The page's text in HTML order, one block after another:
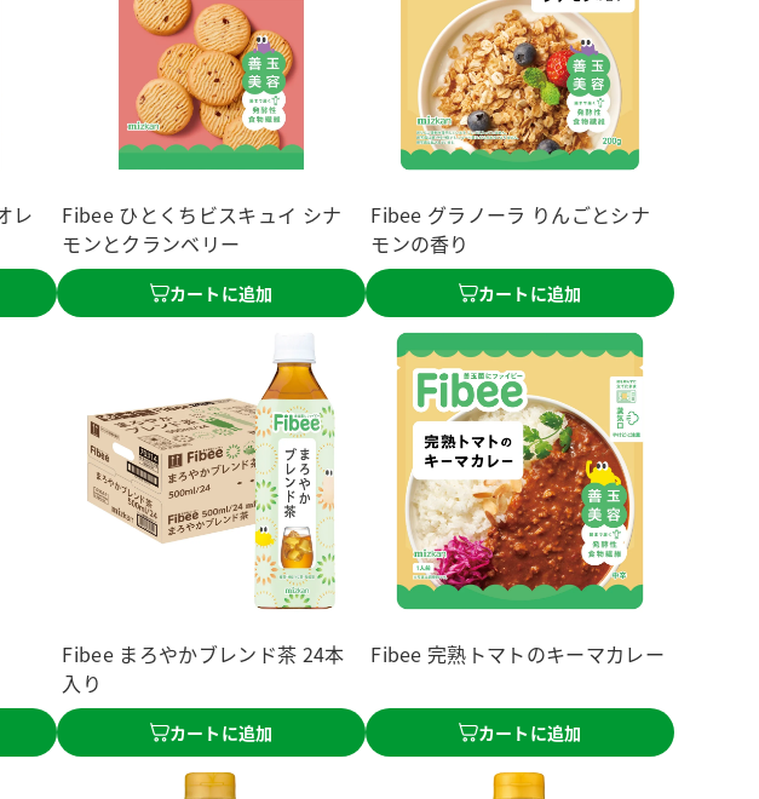
レ
Fibee ひとくちビスキュイ シナ
モンとクランベリー
カートに追加
Fibee グラノーラ りんごとシナ
モンの香り
カートに追加
Fibee まろやかブレンド茶 24本
入り
カートに追加
Fibee 完熟トマトのキーマカレー
カートに追加